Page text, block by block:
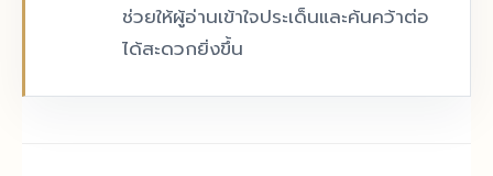
ช่วยให้ผู้อ่านเข้าใจประเด็นและค้นคว้าต่อ
ได้สะดวกยิ่งขึ้น